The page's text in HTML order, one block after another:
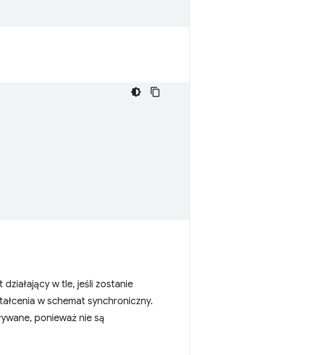
w tle, jeśli zostanie
w schemat synchroniczny.
ponieważ nie są